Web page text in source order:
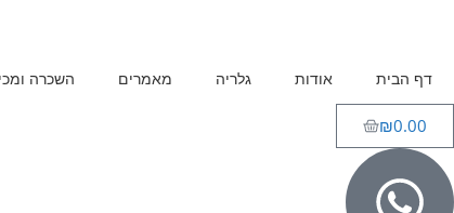
דף הבית אודות גלריה מאמרים השכרה
₪0.00